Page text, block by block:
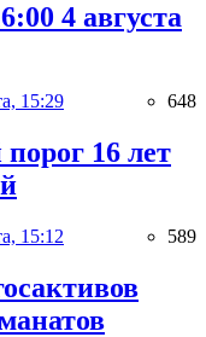
4 августа
15:29 648
16 лет
15:12 589